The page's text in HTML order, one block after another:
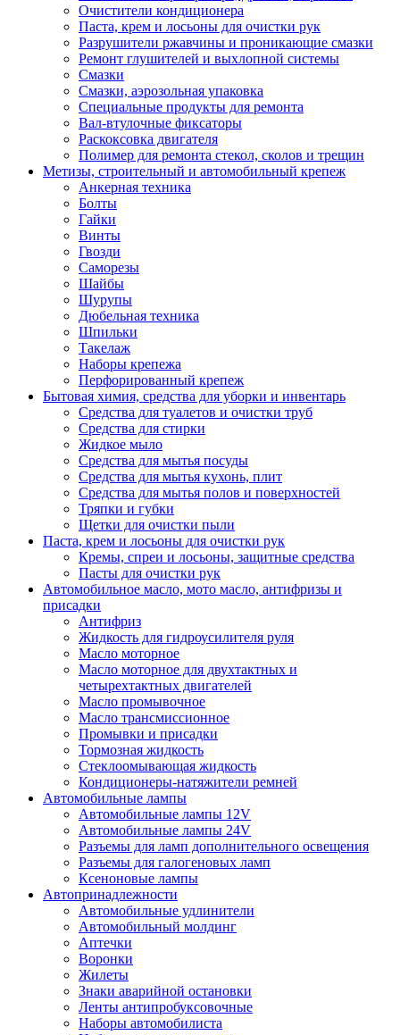
Очистители кондиционера
Паста, крем и лосьоны для очистки рук
Разрушители ржавчины и проникающие смазки
Ремонт глушителей и выхлопной системы
Смазки
Смазки, аэрозольная упаковка
Специальные продукты для ремонта
Вал-втулочные фиксаторы
Раскоксовка двигателя
Полимер для ремонта стекол, сколов и трещин
Метизы, строительный и автомобильный крепеж
Анкерная техника
Болты
Гайки
Винты
Гвозди
Саморезы
Шайбы
Шурупы
Дюбельная техника
Шпильки
Такелаж
Наборы крепежа
Перфорированный крепеж
Бытовая химия, средства для уборки и инвентарь
Средства для туалетов и очистки труб
Средства для стирки
Жидкое мыло
Средства для мытья посуды
Средства для мытья кухонь, плит
Средства для мытья полов и поверхностей
Тряпки и губки
Щетки для очистки пыли
Паста, крем и лосьоны для очистки рук
Кремы, спреи и лосьоны, защитные средства
Пасты для очистки рук
Автомобильное масло, мото масло, антифризы и
присадки
Антифриз
Жидкость для гидроусилителя руля
Масло моторное
Масло моторное для двухтактных и
четырехтактных двигателей
Масло промывочное
Масло трансмиссионное
Промывки и присадки
Тормозная жидкость
Стеклоомывающая жидкость
Кондиционеры-натяжители ремней
Автомобильные лампы
Автомобильные лампы 12V
Автомобильные лампы 24V
Разъемы для ламп дополнительного освещения
Разъемы для галогеновых ламп
Ксеноновые лампы
Автопринадлежности
Автомобильные удлинители
Автомобильный молдинг
Аптечки
Воронки
Жилеты
Знаки аварийной остановки
Ленты антипробуксовочные
Наборы автомобилиста